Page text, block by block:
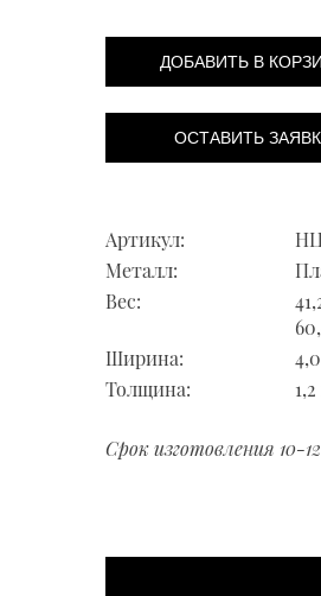
ДОБАВИТЬ В
ОСТАВИТЬ
Артикул:
Металл:
Вес:
Ширина:
Толщина:
Срок изготовления 10-